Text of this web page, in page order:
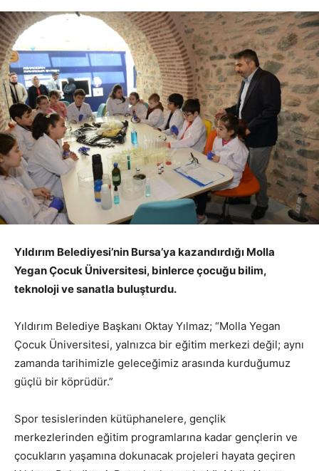
Yıldırım Belediyesi’nin Bursa’ya kazandırdığı Molla
Yegan Çocuk Üniversitesi, binlerce çocuğu bilim,
teknoloji ve sanatla buluşturdu.
Yıldırım Belediye Başkanı Oktay Yılmaz; “Molla Yegan
Çocuk Üniversitesi, yalnızca bir eğitim merkezi değil; aynı
zamanda tarihimizle geleceğimiz arasında kurduğumuz
güçlü bir köprüdür.”
Spor tesislerinden kütüphanelere, gençlik
merkezlerinden eğitim programlarına kadar gençlerin ve
çocukların yaşamına dokunacak projeleri hayata geçiren